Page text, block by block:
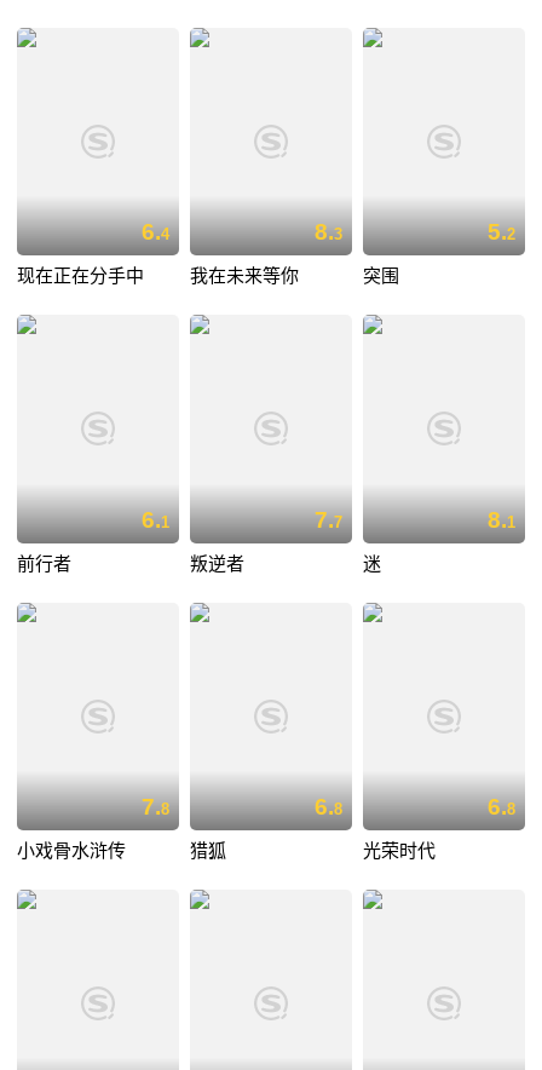
6.4
现在正在分手中
8.3
我在未来等你
5.2
突围
6.1
前行者
7.7
叛逆者
8.1
迷
7.8
小戏骨水浒传
6.8
猎狐
6.8
光荣时代